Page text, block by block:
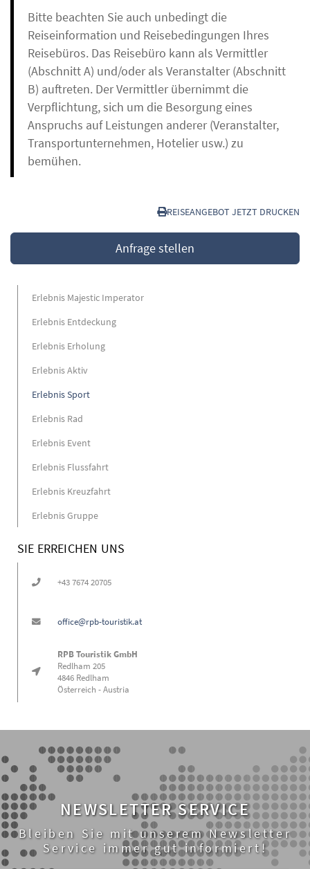
Bitte beachten Sie auch unbedingt die
Reiseinformation und Reisebedingungen Ihres
Reisebüros. Das Reisebüro kann als Vermittler
(Abschnitt A) und/oder als Veranstalter (Abschnitt
B) auftreten. Der Vermittler übernimmt die
Verpflichtung, sich um die Besorgung eines
Anspruchs auf Leistungen anderer (Veranstalter,
Transportunternehmen, Hotelier usw.) zu
bemühen.
REISEANGEBOT JETZT DRUCKEN
Anfrage stellen
Erlebnis Majestic Imperator
Erlebnis Entdeckung
Erlebnis Erholung
Erlebnis Aktiv
Erlebnis Sport
Erlebnis Rad
Erlebnis Event
Erlebnis Flussfahrt
Erlebnis Kreuzfahrt
Erlebnis Gruppe
SIE ERREICHEN UNS
+43 7674 20705
office@rpb-touristik.at
RPB Touristik GmbH
Redlham 205
4846 Redlham
Österreich - Austria
NEWSLETTER SERVICE
Bleiben Sie mit unserem Newsletter
Service immer gut informiert!